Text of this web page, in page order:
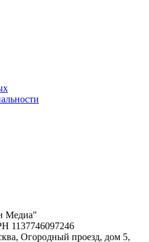
Медиа"
1137746097246
Огородный проезд, дом 5,